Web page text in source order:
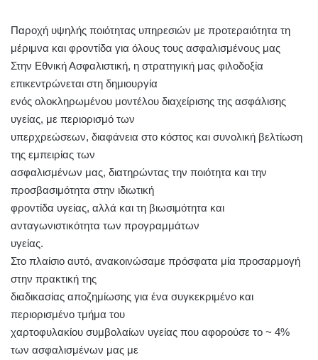
Παροχή υψηλής ποιότητας υπηρεσιών με προτεραιότητα τη
μέριμνα και φροντίδα για όλους τους ασφαλισμένους μας
Στην Εθνική Ασφαλιστική, η στρατηγική μας φιλοδοξία
επικεντρώνεται στη δημιουργία
ενός ολοκληρωμένου μοντέλου διαχείρισης της ασφάλισης
υγείας, με περιορισμό των
υπερχρεώσεων, διαφάνεια στο κόστος και συνολική βελτίωση
της εμπειρίας των
ασφαλισμένων μας, διατηρώντας την ποιότητα και την
προσβασιμότητα στην ιδιωτική
φροντίδα υγείας, αλλά και τη βιωσιμότητα και
ανταγωνιστικότητα των προγραμμάτων
υγείας.
Στο πλαίσιο αυτό, ανακοινώσαμε πρόσφατα μία προσαρμογή
στην πρακτική της
διαδικασίας αποζημίωσης για ένα συγκεκριμένο και
περιορισμένο τμήμα του
χαρτοφυλακίου συμβολαίων υγείας που αφορούσε το ~ 4%
των ασφαλισμένων μας με